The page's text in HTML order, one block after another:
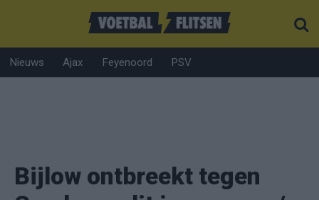
Nieuws Ajax Feyenoord PSV
Bijlow ontbreekt tegen